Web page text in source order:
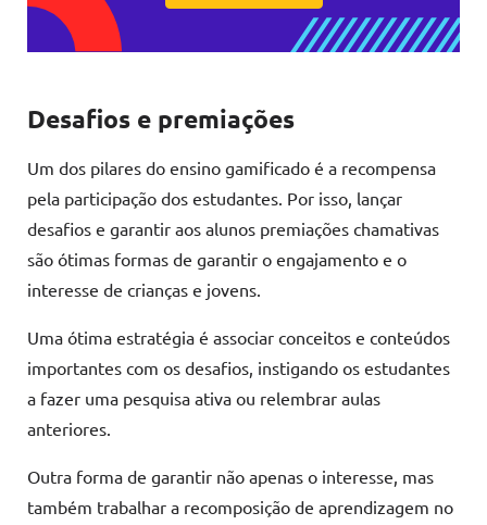
Desafios e premiações
Um dos pilares do ensino gamificado é a recompensa
pela participação dos estudantes. Por isso, lançar
desafios e garantir aos alunos premiações chamativas
são ótimas formas de garantir o engajamento e o
interesse de crianças e jovens.
Uma ótima estratégia é associar conceitos e conteúdos
importantes com os desafios, instigando os estudantes
a fazer uma pesquisa ativa ou relembrar aulas
anteriores.
Outra forma de garantir não apenas o interesse, mas
também trabalhar a recomposição de aprendizagem no